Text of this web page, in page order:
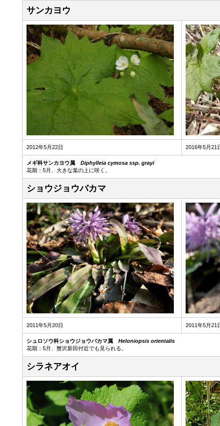
サンカヨウ
2012年5月22日 2016年5月21
メギ科サンカヨウ属 Diphylleia cymosa ssp. grayi
花期：5月、大きな葉の上に咲く。
ショウジョウバカマ
2011年5月20日 2011年5月21
シュロソウ科ショウジョウバカマ属 Heloniopsis orientalis
花期：5月、蟹沢新田付近でも見られる。
シラネアオイ